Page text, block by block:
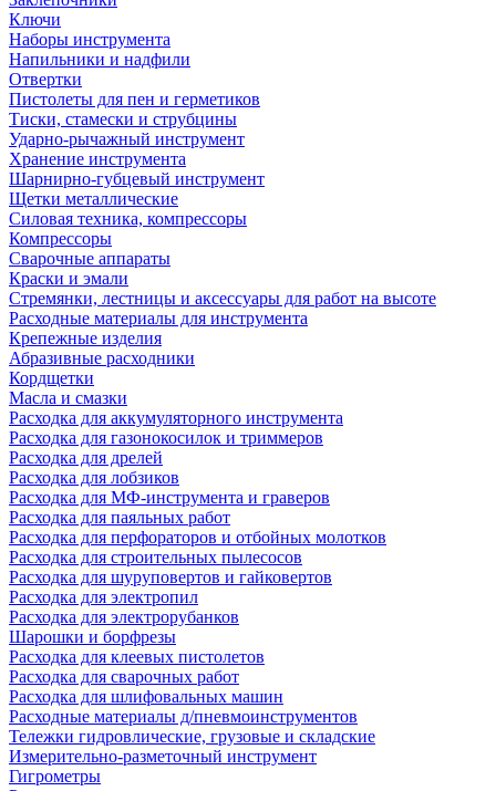
Ключи
Наборы инструмента
Напильники и надфили
Отвертки
Пистолеты для пен и герметиков
Тиски, стамески и струбцины
Ударно-рычажный инструмент
Хранение инструмента
Шарнирно-губцевый инструмент
Щетки металлические
Силовая техника, компрессоры
Компрессоры
Сварочные аппараты
Краски и эмали
Стремянки, лестницы и аксессуары для работ на высоте
Расходные материалы для инструмента
Крепежные изделия
Абразивные расходники
Кордщетки
Масла и смазки
Расходка для аккумуляторного инструмента
Расходка для газонокосилок и триммеров
Расходка для дрелей
Расходка для лобзиков
Расходка для МФ-инструмента и граверов
Расходка для паяльных работ
Расходка для перфораторов и отбойных молотков
Расходка для строительных пылесоcов
Расходка для шуруповертов и гайковертов
Расходка для электропил
Расходка для электрорубанков
Шарошки и борфрезы
Расходка для клеевых пистолетов
Расходка для сварочных работ
Расходка для шлифовальных машин
Расходные материалы д/пневмоинструментов
Тележки гидровлические, грузовые и складские
Измерительно-разметочный инструмент
Гигрометры